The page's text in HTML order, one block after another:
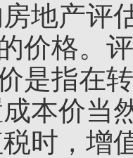
地产评
价格。
是指在
本价当
时，增